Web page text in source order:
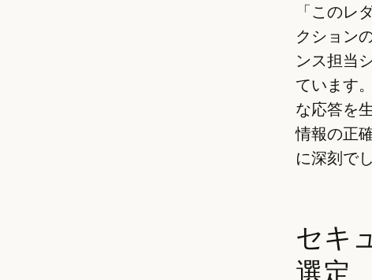
「このレ
クション
ンス担当
ています
な応答を
情報の正
に深刻でし
セキ
選定